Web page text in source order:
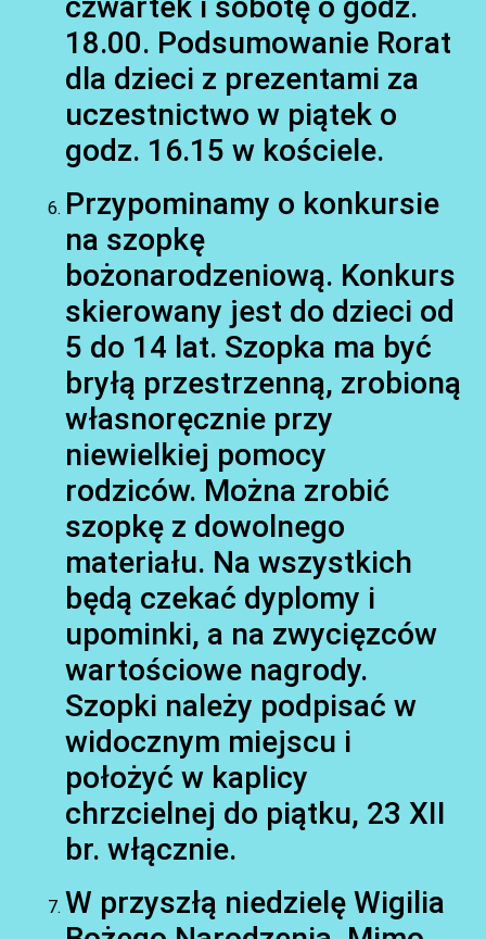
18.00. Podsumowanie Rorat
dla dzieci z prezentami za
uczestnictwo w piątek o
godz. 16.15 w kościele.
Przypominamy o konkursie
na szopkę
bożonarodzeniową. Konkurs
skierowany jest do dzieci od
5 do 14 lat. Szopka ma być
bryłą przestrzenną, zrobioną
własnoręcznie przy
niewielkiej pomocy
rodziców. Można zrobić
szopkę z dowolnego
materiału. Na wszystkich
będą czekać dyplomy i
upominki, a na zwycięzców
wartościowe nagrody.
Szopki należy podpisać w
widocznym miejscu i
położyć w kaplicy
chrzcielnej do piątku, 23 XII
br. włącznie.
W przyszłą niedzielę Wigilia